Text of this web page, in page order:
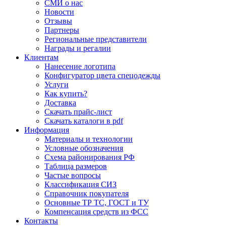
СМИ о нас
Новости
Отзывы
Партнеры
Региональные представители
Награды и регалии
Клиентам
Нанесение логотипа
Конфигуратор цвета спецодежды
Услуги
Как купить?
Доставка
Скачать прайс-лист
Скачать каталоги в pdf
Информация
Материалы и технологии
Условные обозначения
Схема районирования РФ
Таблица размеров
Частые вопросы
Классификация СИЗ
Справочник покупателя
Основные ТР ТС, ГОСТ и ТУ
Компенсация средств из ФСС
Контакты